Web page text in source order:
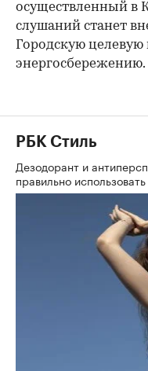
осуществленный в
слушаний станет
Городскую
энергосбережению.
РБК Стиль
Дезодорант и
правильно использовать